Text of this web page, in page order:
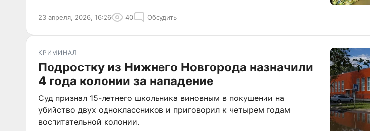
23 апреля, 2026, 16:26 40 Обсудить
КРИМИНАЛ
Подростку из Нижнего Новгорода назначили
4 года колонии за нападение
Суд признал 15-летнего школьника виновным в покушении на
убийство двух одноклассников и приговорил к четырем годам
воспитательной колонии.